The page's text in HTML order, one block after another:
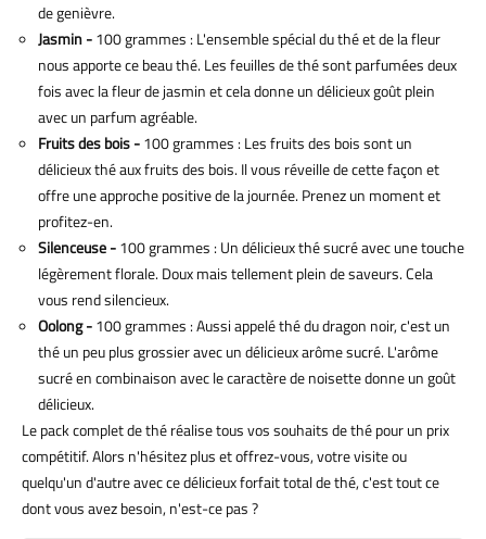
de genièvre.
Jasmin -100 grammes : L'ensemble spécial du thé et de la fleur
nous apporte ce beau thé. Les feuilles de thé sont parfumées deux
fois avec la fleur de jasmin et cela donne un délicieux goût plein
avec un parfum agréable.
Fruits des bois -100 grammes : Les fruits des bois sont un
délicieux thé aux fruits des bois. Il vous réveille de cette façon et
offre une approche positive de la journée. Prenez un moment et
profitez-en.
Silenceuse -100 grammes : Un délicieux thé sucré avec une touche
légèrement florale. Doux mais tellement plein de saveurs. Cela
vous rend silencieux.
Oolong -100 grammes : Aussi appelé thé du dragon noir, c'est un
thé un peu plus grossier avec un délicieux arôme sucré. L'arôme
sucré en combinaison avec le caractère de noisette donne un goût
délicieux.
Le pack complet de thé réalise tous vos souhaits de thé pour un prix
compétitif. Alors n'hésitez plus et offrez-vous, votre visite ou
quelqu'un d'autre avec ce délicieux forfait total de thé, c'est tout ce
dont vous avez besoin, n'est-ce pas ?